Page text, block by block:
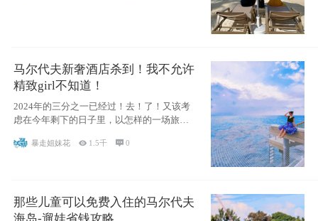
马尔代夫新奢酒店杀到！我不允许
精致girl不知道！
2024年的三分之一已经过！去！了！又该考
虑在今年剩下的日子里，以怎样的一场旅行
暴走姐妹花  1.5千 0
那些儿童可以免费入住的马尔代夫